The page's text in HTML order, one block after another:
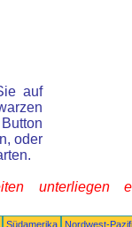
auf
oder
unterliegen
Südamerika
Nordwest-